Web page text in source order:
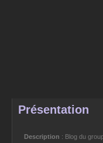
Présentation
Description : Blog du